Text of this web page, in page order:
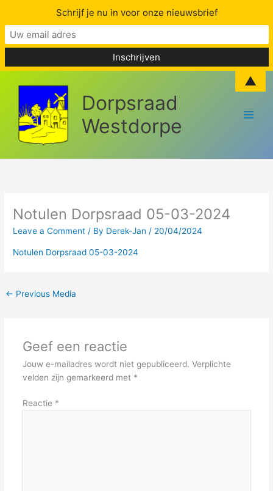
content
Dorpsraad
Westdorpe
Notulen Dorpsraad 05-03-2024
Leave a Comment / By Derek-Jan/ 20/04/2024
Notulen Dorpsraad 05-03-2024
← Previous Media
Geef een reactie
Jouw e-mailadres wordt niet gepubliceerd. Verplichte
velden zijn gemarkeerd met *
Reactie *
Schrijf je nu in voor onze nieuwsbrief
▲